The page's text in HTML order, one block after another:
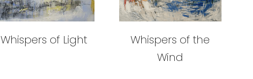
Whispers of Light
Whispers of the
Wind